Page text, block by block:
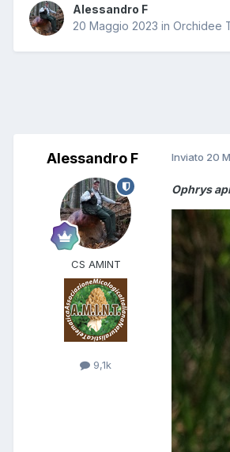
Alessandro F
20 Maggio 2023 in Orchidee
Alessandro F
CS AMINT
9,1k
Inviato 20
Ophrys